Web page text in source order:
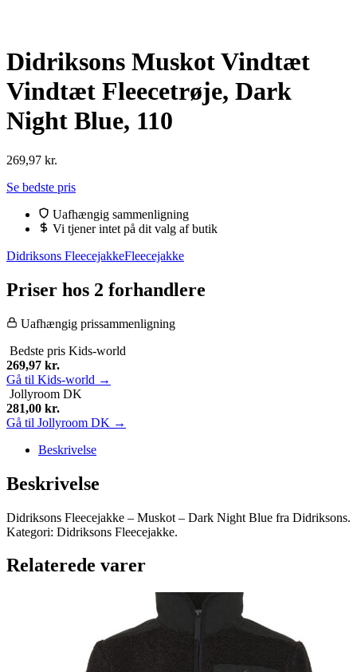
Didriksons Muskot Vindtæt
Vindtæt Fleecetrøje, Dark
Night Blue, 110
269,97 kr.
Se bedste pris
Uafhængig sammenligning
Vi tjener intet på dit valg af butik
Didriksons FleecejakkeFleecejakke
Priser hos 2 forhandlere
Uafhængig prissammenligning
Bedste pris Kids-world
269,97 kr.
Gå til Kids-world →
Jollyroom DK
281,00 kr.
Gå til Jollyroom DK →
Beskrivelse
Beskrivelse
Didriksons Fleecejakke – Muskot – Dark Night Blue fra Didriksons.
Kategori: Didriksons Fleecejakke.
Relaterede varer